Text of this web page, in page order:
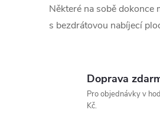
v
Některé na sobě
s bezdrátovou nabíjecí
Doprava
Pro objednávky v
Kč.